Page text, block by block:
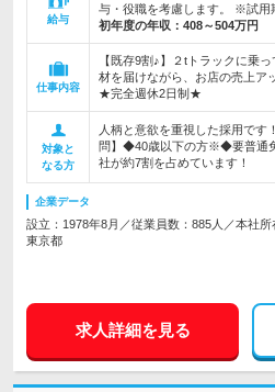
給与
与・役職を考慮します。 ※試用
初年度の年収： 408～504万円
仕事内容
【既存9割♪】２tトラックに乗
材を届けながら、お店の売上ア
★完全週休2日制★
対象と
なる方
人柄と意欲を重視した採用です
問】◆40歳以下の方※◆要普通
社が約7割を占めています！
企業データ
設立：1978年8月／従業員数：885人／本社所
東京都
求人詳細を見る